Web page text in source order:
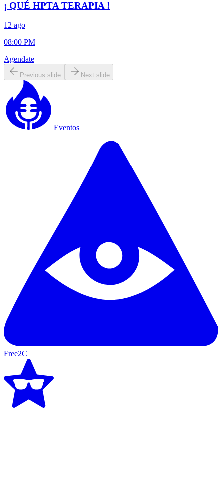
¡ QUÉ HPTA TERAPIA !
12 ago
08:00 PM
Agendate
Previous slide Next slide
Eventos
Free2C